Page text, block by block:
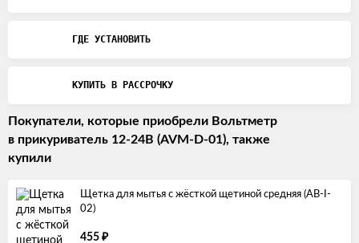
ГДЕ УСТАНОВИТЬ
КУПИТЬ В РАССРОЧКУ
Покупатели, которые приобрели Вольтметр
в прикуриватель 12-24В (AVM-D-01), также
купили
Щетка для мытья с жёсткой щетиной средняя (AB-I-
02)
455 ₽